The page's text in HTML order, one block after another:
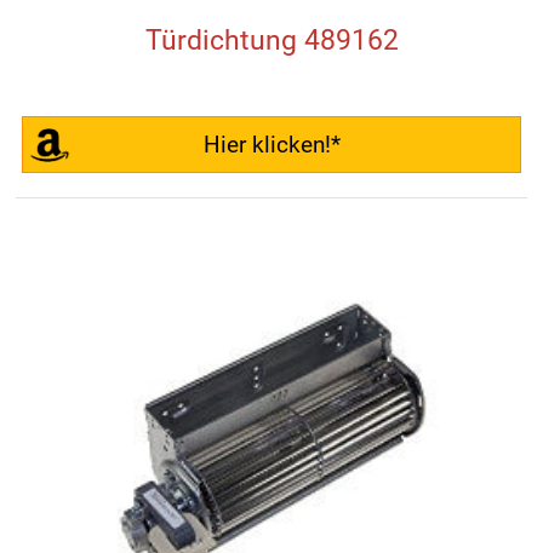
Türdichtung 489162
Hier klicken!*